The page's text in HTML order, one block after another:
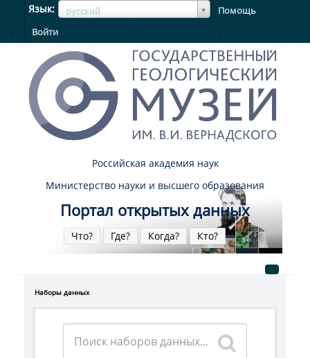
Язык русский
ЯзыкЯзык
Помощь
Войти
Российская академия наук
Министерство науки и высшего образования
Портал открытых данных
Что? Где? Когда? Кто?
Наборы данных